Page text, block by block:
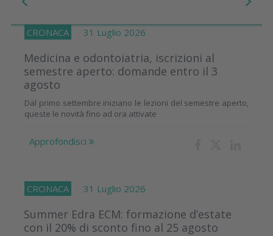
CRONACA 31 Luglio 2026
Medicina e odontoiatria, iscrizioni al
semestre aperto: domande entro il 3
agosto
Dal primo settembre iniziano le lezioni del semestre aperto,
queste le novità fino ad ora attivate
Approfondisci
CRONACA 31 Luglio 2026
Summer Edra ECM: formazione d’estate
con il 20% di sconto fino al 25 agosto